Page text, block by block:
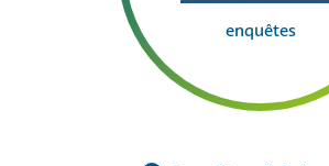
enquêtes